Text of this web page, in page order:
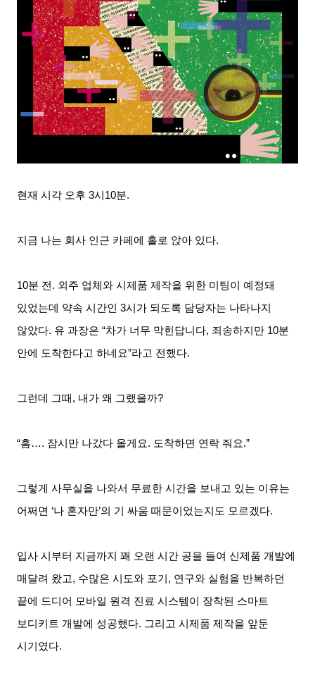
현재 시각 오후 3시 10분.
지금 나는 회사 인근 카페에 홀로 앉아 있다.
10분 전 . 외주 업체와 시제품 제작을 위한 미팅이 예정돼
있었는데 약속 시간인
3시가 되도록 담당자는 나타나지
않았다. 유 과장은 “차가 너무 막힌답니다, 죄송하지만 10분
안에 도착한다고 하네요”라고 전했다.
그런데 그때 , 내가 왜 그랬을까?
“흠…. 잠시만 나갔다 올게요. 도착하면 연락 줘요.”
그렇게 사무실을 나와서 무료한 시간을 보내고 있는 이유는
어쩌면 ‘나 혼자만’의 기 싸움 때문이었는지도 모르겠다.
입사 시부터 지금까지 꽤 오랜 시간 공을 들여 신제품 개발에
매달려 왔고, 수많은 시도와 포기 , 연구와 실험을 반복하던
끝에 드디어 모바일 원격 진료 시스템이 장착된 스마트
보디키트 개발에 성공했다. 그리고 시제품 제작을 앞둔
시기였다.